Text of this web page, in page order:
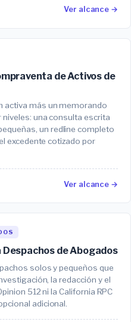
Ver alcance →
de Activos de
activa más un memorando
una consulta escrita
un redline completo
excedente cotizado por
Ver alcance →
Despachos de Abogados
solos y pequeños que
la redacción y el
512 ni la California RPC
adicional.